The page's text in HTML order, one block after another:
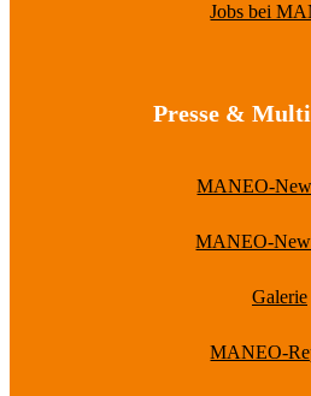
Jobs bei
Presse &
MANEO-
MANEO-
Galerie
MANEO-